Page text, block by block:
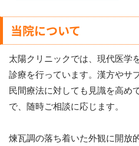
当院について
太陽クリニックでは、現代医学
診療を行っています。漢方やサ
民間療法に対しても見識を高め
で、随時ご相談に応じます。
煉瓦調の落ち着いた外観に開放